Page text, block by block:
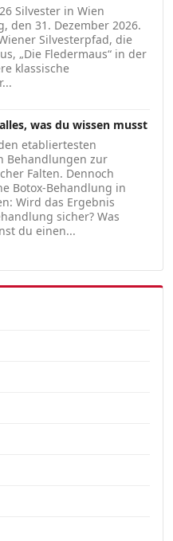
Silvester in Wien
den 31. Dezember 2026.
Silvesterpfad, die
„Die Fledermaus“ in der
klassische
was du wissen musst
etabliertesten
Behandlungen zur
Falten. Dennoch
Botox-Behandlung in
Wird das Ergebnis
sicher? Was
du einen...